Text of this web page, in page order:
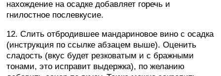
нахождение на осадке добавляет горечь и
гнилостное послевкусие.
12. Слить отбродившее мандариновое вино с осадка
(инструкция по ссылке абзацем выше). Оценить
сладость (вкус будет резковатым и с бражными
тонами, это исправит выдержка), по желанию